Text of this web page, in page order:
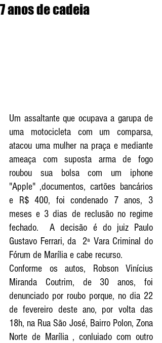
7 anos de cadeia
Um assaltante que ocupava a garupa de
uma motocicleta com um comparsa,
atacou uma mulher na praça e mediante
ameaça com suposta arma de fogo
roubou sua bolsa com um iphone
"Apple" ,documentos, cartões bancários
e R$ 400, foi condenado 7 anos, 3
meses e 3 dias de reclusão no regime
fechado.  A decisão é do juiz Paulo
Gustavo Ferrari, da  2ª Vara Criminal do
Fórum de Marília e cabe recurso.
Conforme os autos, Robson Vinícius
Miranda Coutrim, de 30 anos, foi
denunciado por roubo porque, no dia 22
de fevereiro deste ano, por volta das
18h, na Rua São José, Bairro Polon, Zona
Norte de Marília , conluiado com outro